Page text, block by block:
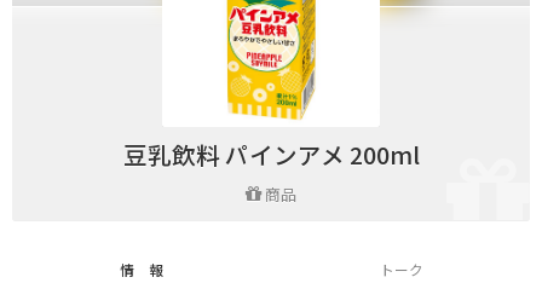
豆乳飲料 パインアメ 200ml
商品
情 報 トーク